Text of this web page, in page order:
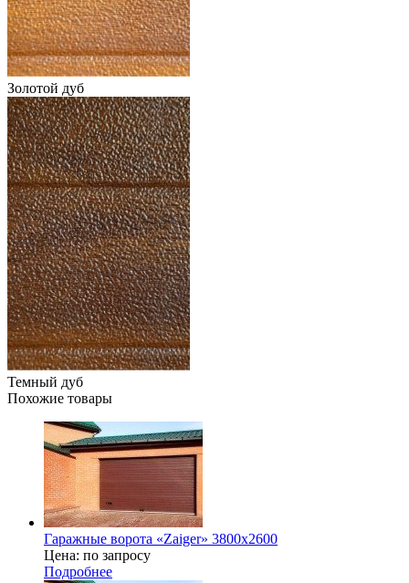
Золотой дуб
Темный дуб
Похожие товары
Гаражные ворота «Zaiger» 3800x2600
Цена: по запросу
Подробнее